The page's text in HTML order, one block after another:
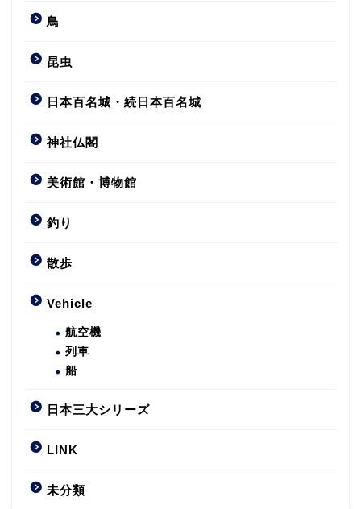
鳥
昆虫
日本百名城・続日本百名城
神社仏閣
美術館・博物館
釣り
散歩
Vehicle
航空機
列車
船
日本三大シリーズ
LINK
未分類